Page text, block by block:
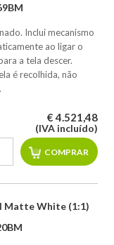
Inclui mecanismo
ao ligar o
a tela descer.
é recolhida, não
€ 4.521,48
(IVA incluído)
Matte White (1:1)